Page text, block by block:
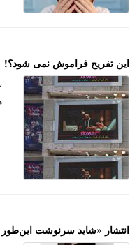
این تفریح فراموش نمی شود؟!
انتشار «شاید سرنوشت